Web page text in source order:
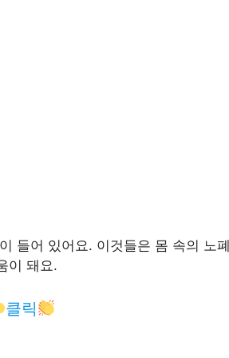
들어 있어요. 이것들은 몸 속의 노폐
이 돼요.
클릭